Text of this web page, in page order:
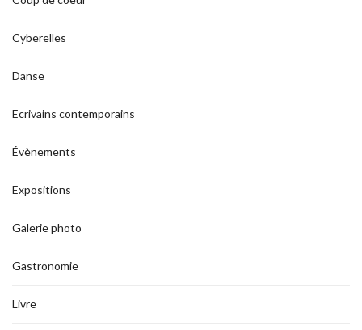
Cyberelles
Danse
Ecrivains contemporains
Évènements
Expositions
Galerie photo
Gastronomie
Livre